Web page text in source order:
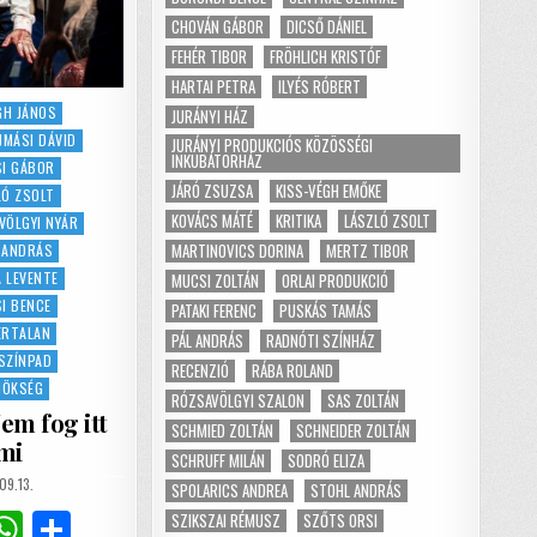
JÁNOS
DÁVID
GÁBOR
ZSOLT
NYÁR
BENCE
fog itt
CHOVÁN GÁBOR
DICSŐ DÁNIEL
FEHÉR TIBOR
FRÖHLICH KRISTÓF
HARTAI PETRA
ILYÉS RÓBERT
JURÁNYI HÁZ
JURÁNYI PRODUKCIÓS KÖZÖSSÉGI
INKUBÁTORHÁZ
JÁRÓ ZSUZSA
KISS-VÉGH EMŐKE
KOVÁCS MÁTÉ
KRITIKA
LÁSZLÓ ZSOLT
MARTINOVICS DORINA
MERTZ TIBOR
MUCSI ZOLTÁN
ORLAI PRODUKCIÓ
PATAKI FERENC
PUSKÁS TAMÁS
PÁL ANDRÁS
RADNÓTI SZÍNHÁZ
RECENZIÓ
RÁBA ROLAND
RÓZSAVÖLGYI SZALON
SAS ZOLTÁN
SCHMIED ZOLTÁN
SCHNEIDER ZOLTÁN
SCHRUFF MILÁN
SODRÓ ELIZA
SPOLARICS ANDREA
STOHL ANDRÁS
SZIKSZAI RÉMUSZ
SZŐTS ORSI